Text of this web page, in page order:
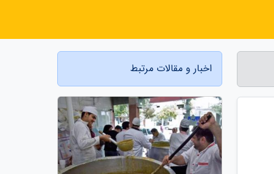
اخبار و مقالات مرتبط